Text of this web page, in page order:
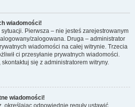
wiadomości!
Pierwsza – nie jesteś zarejestrowanym
zalogowana. Druga – administrator
wiadomości na całej witrynie. Trzecia
ci przesyłanie prywatnych wiadomości.
się z administratorem witryny.
wiadomości!
określając odpowiednie reguły ustawić